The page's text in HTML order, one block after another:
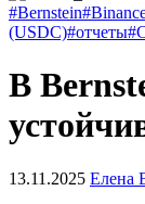
#Bernstein
(USDC)#отчеты
В
13.11.2025 Елена